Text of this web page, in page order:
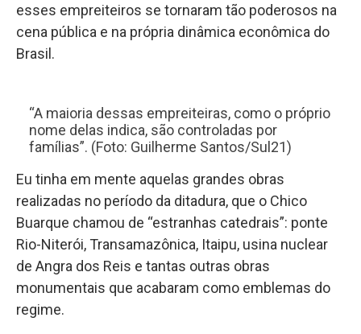
esses empreiteiros se tornaram tão poderosos na
cena pública e na própria dinâmica econômica do
Brasil.
“A maioria dessas empreiteiras, como o próprio
nome delas indica, são controladas por
famílias”. (Foto: Guilherme Santos/Sul21)
Eu tinha em mente aquelas grandes obras
realizadas no período da ditadura, que o Chico
Buarque chamou de “estranhas catedrais”: ponte
Rio-Niterói, Transamazônica, Itaipu, usina nuclear
de Angra dos Reis e tantas outras obras
monumentais que acabaram como emblemas do
regime.